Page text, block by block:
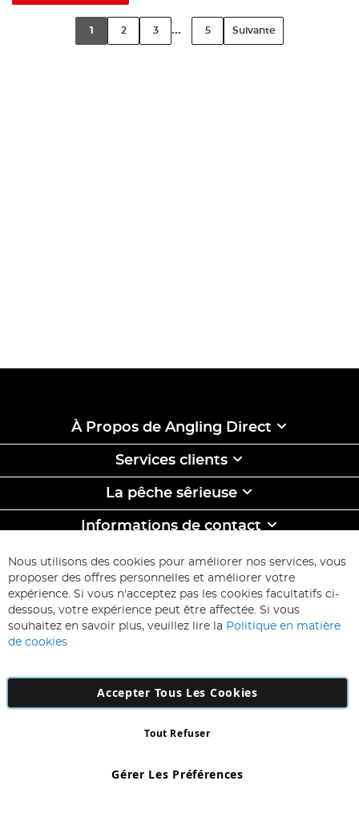
1 2 3 ... 5 Suivante
À Propos de Angling Direct
Services clients
La pêche sêrieuse
Informations de contact
ABONNEZ-VOUS & ECONOMISEZ
Inscription
à
d’information
:
Inscription
Number: 863029607
Nous utilisons des cookies pour améliorer nos services, vous
proposer des offres personnelles et améliorer votre
expérience. Si vous n'acceptez pas les cookies facultatifs ci-
dessous, votre expérience peut être affectée. Si vous
souhaitez en savoir plus, veuillez lire la Politique en matière
de cookies
Accepter Tous Les Cookies
Gérer Les Préférences
Tout Refuser